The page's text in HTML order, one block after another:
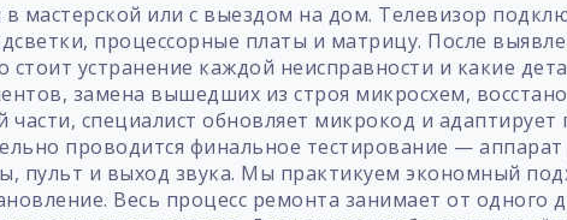
в мастерской или с выездом на дом. Телевизор
процессорные платы и матрицу. После
устранение каждой неисправности и какие
замена вышедших из строя микросхем,
специалист обновляет микрокод и
проводится финальное тестирование —
пульт и выход звука. Мы практикуем экономный
Весь процесс ремонта занимает от одного